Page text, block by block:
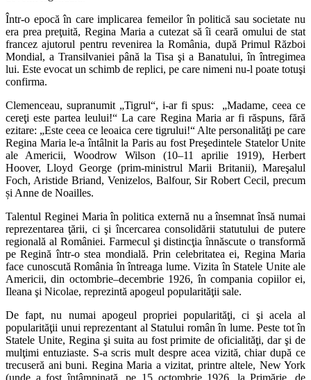
Într-o epocă în care implicarea femeilor în politică sau societate nu
era prea preţuită, Regina Maria a cutezat să îi ceară omului de stat
francez ajutorul pentru revenirea la România, după Primul Război
Mondial, a Transilvaniei până la Tisa şi a Banatului, în întregimea
lui. Este evocat un schimb de replici, pe care nimeni nu-l poate totuşi
confirma.
Clemenceau, supranumit „Tigrul“, i-ar fi spus: „Madame, ceea ce
cereţi este partea leului!“ La care Regina Maria ar fi răspuns, fără
ezitare: „Este ceea ce leoaica cere tigrului!“ Alte personalităţi pe care
Regina Maria le-a întâlnit la Paris au fost Preşedintele Statelor Unite
ale Americii, Woodrow Wilson (10–11 aprilie 1919), Herbert
Hoover, Lloyd George (prim-ministrul Marii Britanii), Mareşalul
Foch, Aristide Briand, Venizelos, Balfour, Sir Robert Cecil, precum
și Anne de Noailles.
Talentul Reginei Maria în politica externă nu a însemnat însă numai
reprezentarea ţării, ci şi încercarea consolidării statutului de putere
regională al României. Farmecul şi distincţia înnăscute o transformă
pe Regină într-o stea mondială. Prin celebritatea ei, Regina Maria
face cunoscută România în întreaga lume. Vizita în Statele Unite ale
Americii, din octombrie–decembrie 1926, în compania copiilor ei,
Ileana şi Nicolae, reprezintă apogeul popularităţii sale.
De fapt, nu numai apogeul propriei popularităţi, ci şi acela al
popularităţii unui reprezentant al Statului român în lume. Peste tot în
Statele Unite, Regina şi suita au fost primite de oficialităţi, dar şi de
mulţimi entuziaste. S-a scris mult despre acea vizită, chiar după ce
trecuseră ani buni. Regina Maria a vizitat, printre altele, New York
(unde a fost întâmpinată, pe 15 octombrie 1926, la Primărie, de